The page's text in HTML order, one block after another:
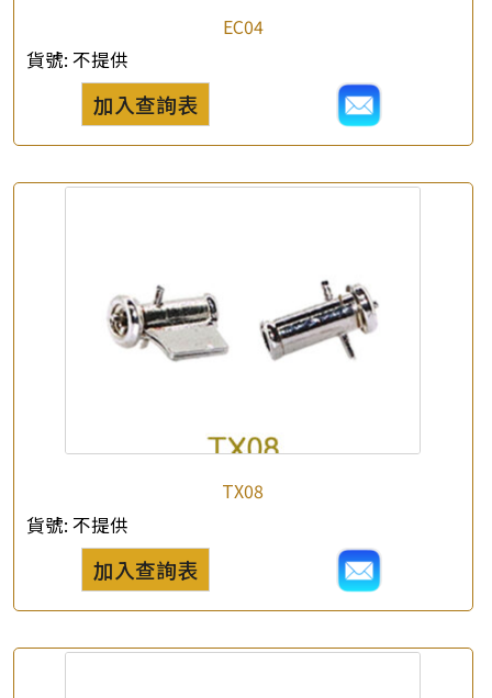
產品查詢 ×
*你的名字
*e-mail
*聯絡電話
EC04
貨號: 不提供
加入查詢表
TX08
貨號: 不提供
加入查詢表